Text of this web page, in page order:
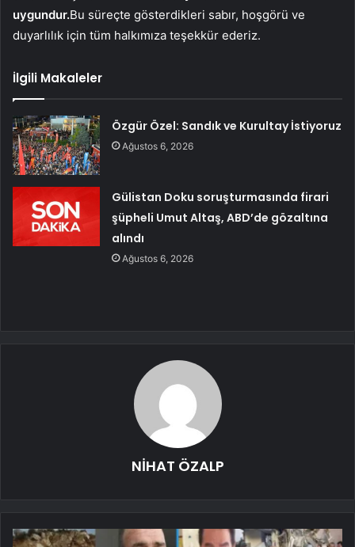
uygundur.Bu süreçte gösterdikleri sabır, hoşgörü ve
duyarlılık için tüm halkımıza teşekkür ederiz.
İlgili Makaleler
Özgür Özel: Sandık ve Kurultay İstiyoruz
Ağustos 6, 2026
Gülistan Doku soruşturmasında firari
şüpheli Umut Altaş, ABD’de gözaltına
alındı
Ağustos 6, 2026
NİHAT ÖZALP